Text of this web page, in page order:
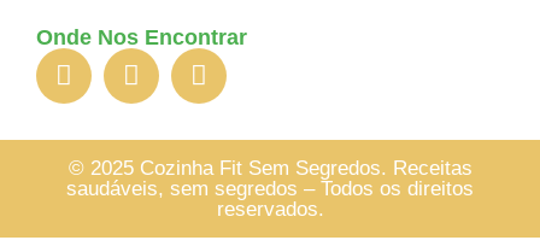
Onde Nos Encontrar
© 2025 Cozinha Fit Sem Segredos. Receitas
saudáveis, sem segredos – Todos os direitos
reservados.